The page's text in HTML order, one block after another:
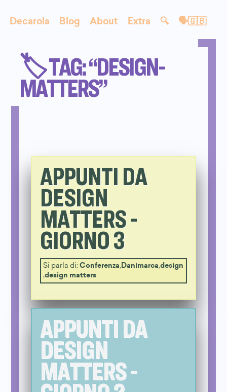
Decarola Blog About Extra 🔍 🗣🇬🇧
🏷️ TAG: “DESIGN-
MATTERS”
APPUNTI DA
DESIGN
MATTERS -
GIORNO 3
Si parla di: Conferenza,Danimarca,design
,design matters
APPUNTI DA
DESIGN
MATTERS -